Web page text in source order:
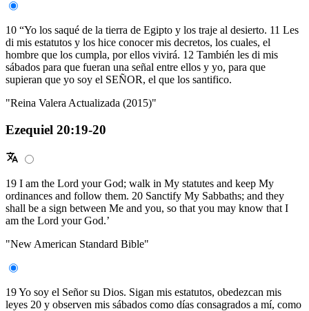
10 “Yo los saqué de la tierra de Egipto y los traje al desierto. 11 Les
di mis estatutos y los hice conocer mis decretos, los cuales, el
hombre que los cumpla, por ellos vivirá. 12 También les di mis
sábados para que fueran una señal entre ellos y yo, para que
supieran que yo soy el SEÑOR, el que los santifico.
"Reina Valera Actualizada (2015)"
Ezequiel 20:19-20
19 I am the Lord your God; walk in My statutes and keep My
ordinances and follow them. 20 Sanctify My Sabbaths; and they
shall be a sign between Me and you, so that you may know that I
am the Lord your God.’
"New American Standard Bible"
19 Yo soy el Señor su Dios. Sigan mis estatutos, obedezcan mis
leyes 20 y observen mis sábados como días consagrados a mí, como